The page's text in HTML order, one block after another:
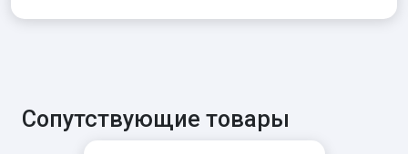
Сопутствующие товары